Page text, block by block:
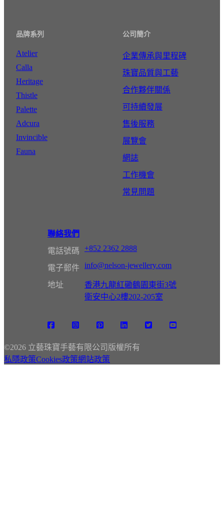
品牌系列
Atelier
Calla
Heritage
Thistle
Palette
Adcura
Invincible
Fauna
公司簡介
企業傳承與里程碑
珠寶品質與工藝
合作夥伴關係
可持續發展
售後服務
展覽會
網誌
工作機會
常見問題
聯絡我們
電話號碼
+852 2362 2888
電子郵件 info@nelson-jewellery.com
地址
香港九龍紅磡鶴園東街3號
衛安中心2樓202-205室
©2026 立藝珠寶手藝有限公司版權所有
私隱政策Cookies政策網站政策